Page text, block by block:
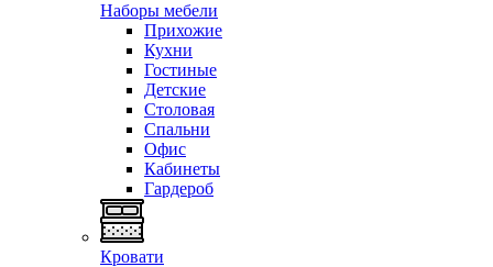
Наборы мебели
Прихожие
Кухни
Гостиные
Детские
Столовая
Спальни
Офис
Кабинеты
Гардероб
Кровати